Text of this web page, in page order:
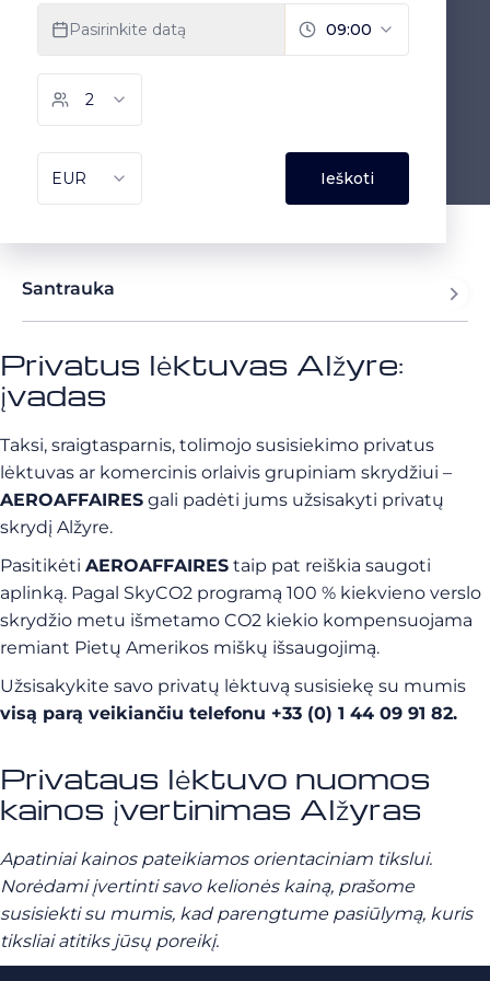
Santrauka
Privatus lėktuvas Alžyre:
įvadas
Taksi, sraigtasparnis, tolimojo susisiekimo privatus
lėktuvas ar komercinis orlaivis grupiniam skrydžiui –
AEROAFFAIRES gali padėti jums užsisakyti privatų
skrydį Alžyre.
Pasitikėti AEROAFFAIRES taip pat reiškia saugoti
aplinką. Pagal SkyCO2 programą 100 % kiekvieno verslo
skrydžio metu išmetamo CO2 kiekio kompensuojama
remiant Pietų Amerikos miškų išsaugojimą.
Užsisakykite savo privatų lėktuvą susisiekę su mumis
visą parą veikiančiu telefonu +33 (0) 1 44 09 91 82.
Privataus lėktuvo nuomos
kainos įvertinimas Alžyras
Apatiniai kainos pateikiamos orientaciniam tikslui.
Norėdami įvertinti savo kelionės kainą, prašome
susisiekti su mumis, kad parengtume pasiūlymą, kuris
tiksliai atitiks jūsų poreikį.